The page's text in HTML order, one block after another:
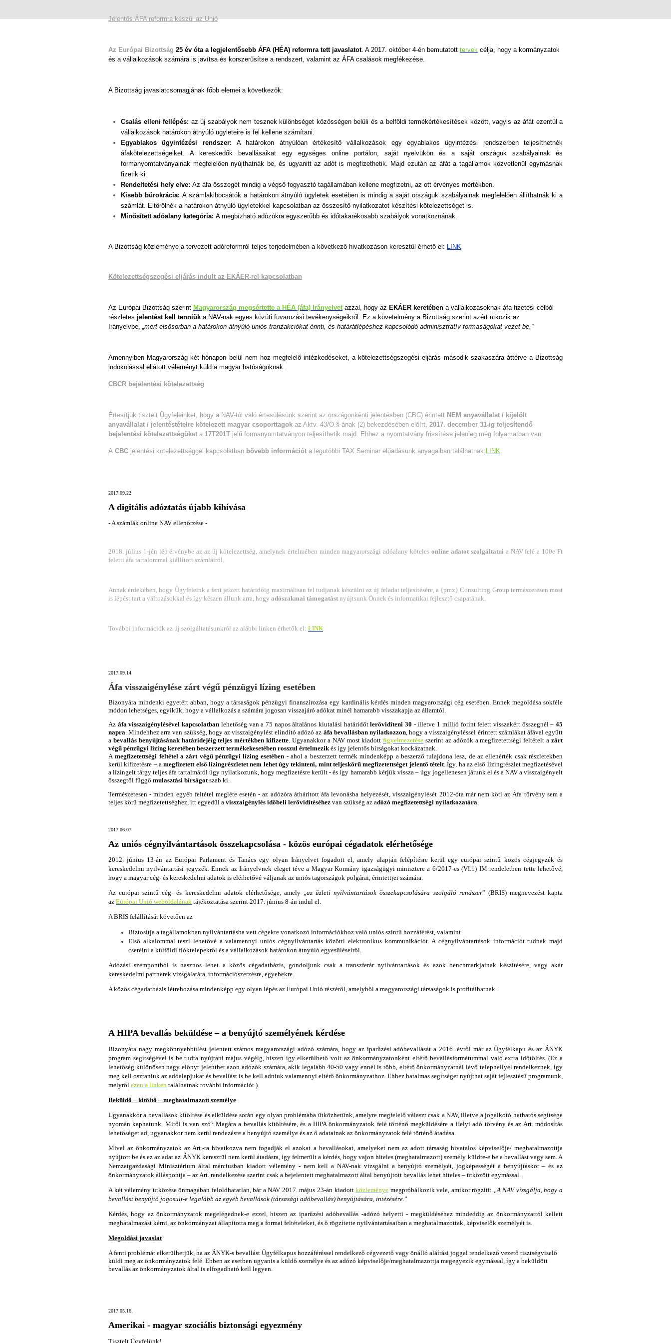
Jelentős ÁFA reformra készül az Unió
Az Európai Bizottság 25 év óta a legjelentősebb ÁFA (HÉA) reformra tett javaslatot. A 2017. október 4-én bemutatott tervek célja, hogy a kormányzatok
és a vállalkozások számára is javítsa és korszerűsítse a rendszert, valamint az ÁFA csalások megfékezése.
A Bizottság javaslatcsomagjának főbb elemei a következők:
Csalás elleni fellépés: az új szabályok nem tesznek különbséget közösségen belüli és a belföldi termékértékesítések között, vagyis az áfát ezentúl a
vállalkozások határokon átnyúló ügyleteire is fel kellene számítani.
Egyablakos ügyintézési rendszer: A határokon átnyúlóan értékesítő vállalkozások egy egyablakos ügyintézési rendszerben teljesíthetnék
áfakötelezettségeiket. A kereskedők bevallásaikat egy egységes online portálon, saját nyelvükön és a saját országuk szabályainak és
formanyomtatványainak megfelelően nyújthatnák be, és ugyanitt az adót is megfizethetik. Majd ezután az áfát a tagállamok közvetlenül egymásnak
fizetik ki.
Rendeltetési hely elve: Az áfa összegét mindig a végső fogyasztó tagállamában kellene megfizetni, az ott érvényes mértékben.
Kisebb bürokrácia: A számlakibocsátók a határokon átnyúló ügyletek esetében is mindig a saját országuk szabályainak megfelelően állíthatnák ki a
számlát. Eltörölnék a határokon átnyúló ügyletekkel kapcsolatban az összesítő nyilatkozatot készítési kötelezettséget is.
Minősített adóalany kategória: A megbízható adózókra egyszerűbb és időtakarékosabb szabályok vonatkoznának.
A Bizottság közleménye a tervezett adóreformról teljes terjedelmében a következő hivatkozáson keresztül érhető el: LINK
Kötelezettségszegési eljárás indult az EKÁER-rel kapcsolatban
Az Európai Bizottság szerint Magyarország megsértette a HÉA (áfa) Irányelvet azzal, hogy az EKÁER keretében a vállalkozásoknak áfa fizetési célból
részletes jelentést kell tenniük a NAV-nak egyes közúti fuvarozási tevékenységeikről. Ez a követelmény a Bizottság szerint azért ütközik az
Irányelvbe,
„mert elsősorban a határokon átnyúló uniós tranzakciókat érinti, és határátlépéshez kapcsolódó adminisztratív formaságokat vezet be.”
Amennyiben Magyarország két hónapon belül nem hoz megfelelő intézkedéseket, a kötelezettségszegési eljárás második szakaszára áttérve a Bizottság
indokolással ellátott véleményt küld a magyar hatóságoknak.
CBCR bejelentési kötelezettség
Értesítjük tisztelt Ügyfeleinket, hogy a NAV-tól való értesülésünk szerint az országonkénti jelentésben (CBC) érintett NEM anyavállalat / kijelölt
anyavállalat / jelentéstételre kötelezett magyar csoporttagok az Aktv. 43/O.§-ának (2) bekezdésében előírt, 2017. december 31-ig teljesítendő
bejelentési kötelezettségüket a 17T201T jelű formanyomtatványon teljesíthetik majd. Ehhez a nyomtatvány frissítése jelenleg még folyamatban van.
A CBC jelentési kötelezettséggel kapcsolatban bővebb információt a legutóbbi TAX Seminar előadásunk anyagaiban találhatnak: LINK
2017.09.22
A digitális adóztatás újabb kihívása
- A számlák online NAV ellenőrzése -
2018. július 1-jén lép érvénybe az az új kötelezettség, amelynek értelmében minden magyarországi adóalany kötelesonline adatot szolgáltatni a NAV felé a 100e Ft
feletti áfa tartalommal kiállított számláiról.
Annak érdekében, hogy Ügyfeleink a fent jelzett határidőig maximálisan fel tudjanak készülni az új feladat teljesítésére, a {pmx} Consulting Group természetesen most
is lépést tart a változásokkal és így készen állunk arra, hogy adószakmai támogatást nyújtsunk Önnek és informatikai fejlesztő csapatának.
További információk az új szolgáltatásunkról az alábbi linken érhetők el: LINK
2017.09.14
Áfa visszaigénylése zárt végű pénzügyi lízing esetében
Bizonyára mindenki egyetért abban, hogy a társaságok pénzügyi finanszírozása egy kardinális kérdés minden magyarországi cég esetében. Ennek megoldása sokféle
módon lehetséges, egyikük, hogy a vállalkozás a számára jogosan visszajáró adókat minél hamarabb visszakapja az államtól.
Az áfa visszaigénylésével kapcsolatban lehetőség van a 75 napos általános kiutalási határidőtlerövidíteni 30 - illetve 1 millió forint felett visszakért összegnél –45
napra. Mindehhez arra van szükség, hogy az visszaigénylést elindító adózó az áfa bevallásban nyilatkozzon, hogy a visszaigényléssel érintett számlákat áfával együtt
a bevallás benyújtásának határidejéig teljes mértékben kifizette. Ugyanakkor a NAV most kiadottfigyelmezetése szerint az adózók a megfizetettségi feltételt azárt
végű pénzügyi lízing keretében beszerzett termékekesetében rosszul értelmezikés így jelentős bírságokat kockázatnak.
Amegfizetettségi feltétel a zárt végű pénzügyi lízing esetében - ahol a beszerzett termék mindenképp a beszerző tulajdona lesz, de az ellenérték csak részletekben
kerül kifizetésre – amegfizetett első lízingrészletet nem lehet úgy tekinteni, mint teljeskörű megfizetettséget jelentő tételt. Így, ha az első lízingrészlet megfizetésével
a lízingelt tárgy teljes áfa tartalmáról úgy nyilatkozunk, hogy megfizetésre került - és így hamarabb kérjük vissza – úgy jogellenesen járunk el és a NAV a visszaigényelt
összegtől függő mulasztási bírságotszab ki.
Természetesen - minden egyéb feltétel megléte esetén - az adózóra áthárított áfa levonásba helyezését, visszaigénylését 2012-óta már nem köti az Áfa törvény sem a
teljes körű megfizetettséghez, itt egyedül a visszaigénylés időbeli lerövidítéséhez van szükség az adózó megfizetettségi nyilatkozatára.
2017.06.07
Az uniós cégnyilvántartások összekapcsolása - közös európai cégadatok elérhetősége
2012. június 13-án az Európai Parlament és Tanács egy olyan Irányelvet fogadott el, amely alapján felépítésre kerül egy európai szintű közös cégjegyzék és
kereskedelmi nyilvántartási jegyzék. Ennek az Irányelvnek eleget téve a Magyar Kormány igazságügyi minisztere a 6/2017-es (VI.1) IM rendeletben tette lehetővé,
hogy a magyar cég- és kereskedelmi adatok is elérhetővé váljanak az uniós tagországok polgárai, érintettjei számára.
Az európai szintű cég- és kereskedelmi adatok elérhetősége, amely „az üzleti nyilvántartások összekapcsolására szolgáló rendszer” (BRIS) megnevezést kapta
az Európai Unió weboldalának tájékoztatása szerint 2017. június 8-án indul el.
A BRIS felállítását követően az
Biztosítja a tagállamokban nyilvántartásba vett cégekre vonatkozó információkhoz való uniós szintű hozzáférést, valamint
Első alkalommal teszi lehetővé a valamennyi uniós cégnyilvántartás közötti elektronikus kommunikációt. A cégnyilvántartások információt tudnak majd
cserélni a külföldi fióktelepekről és a vállalkozások határokon átnyúló egyesüléseiről.
Adózási szempontból is hasznos lehet a közös cégadatbázis, gondoljunk csak a transzferár nyilvántartások és azok benchmarkjainak készítésére, vagy akár
kereskedelmi partnerek vizsgálatára, információszerzésre, egyebekre.
A közös cégadatbázis létrehozása mindenképp egy olyan lépés az Európai Unió részéről, amelyből a magyarországi társaságok is profitálhatnak.
A HIPA bevallás beküldése – a benyújtó személyének kérdése
Bizonyára nagy megkönnyebbülést jelentett számos magyarországi adózó számára, hogy az iparűzési adóbevallását a 2016. évről már az Ügyfélkapu és az ÁNYK
program segítségével is be tudta nyújtani május végéig, hiszen így elkerülhető volt az önkormányzatonként eltérő bevallásformátummal való extra időtöltés. (Ez a
lehetőség különösen nagy előnyt jelenthet azon adózók számára, akik legalább 40-50 vagy ennél is több, eltérő önkormányzatnál lévő telephellyel rendelkeznek, így
meg kell osztaniuk az adóalapjukat és bevallást is be kell adniuk valamennyi eltérő önkormányzathoz. Ehhez hatalmas segítséget nyújthat saját fejlesztésű programunk,
melyről ezen a linken találhatnak további információt.)
Beküldő – kitöltő – meghatalmazott személye
Ugyanakkor a bevallások kitöltése és elküldése során egy olyan problémába ütközhetünk, amelyre megfelelő választ csak a NAV, illetve a jogalkotó hathatós segítsége
nyomán kaphatunk. Miről is van szó? Magára a bevallás kitöltésére, és a HIPA önkormányzatok felé történő megküldésére a Helyi adó törvény és az Art. módosítás
lehetőséget ad, ugyanakkor nem kerül rendezésre a benyújtó személye és az ő adatainak az önkormányzatok felé történő átadása.
Mivel az önkormányzatok az Art.-ra hivatkozva nem fogadják el azokat a bevallásokat, amelyeket nem az adott társaság hivatalos képviselője/ meghatalmazottja
nyújtott be és ez az adat az ÁNYK keresztül nem kerül átadásra, így felmerült a kérdés, hogy vajon hiteles (meghatalmazott) személy küldte-e be a bevallást vagy sem. A
Nemzetgazdasági Minisztérium által márciusban kiadott vélemény - nem kell a NAV-nak vizsgálni a benyújtó személyét, jogképességét a benyújtáskor – és az
önkormányzatok álláspontja – az Art. rendelkezése szerint csak a bejelentett meghatalmazott által benyújtott bevallás lehet hiteles – ütközött egymással.
A két vélemény ütközése önmagában feloldhatatlan, bár a NAV 2017. május 23-án kiadott közleménye megpróbálkozik vele, amikor rögzíti: „A NAV vizsgálja, hogy a
bevallást benyújtó jogosult-e legalább az egyéb bevallások (társasági adóbevallás) benyújtására, intézésére.”
Kérdés, hogy az önkormányzatok megelégednek-e ezzel, hiszen az iparűzési adóbevallás -adózó helyetti - megküldéséhez mindeddig az önkormányzattól kellett
meghatalmazást kérni, az önkormányzat állapította meg a formai feltételeket, és ő rögzítette nyilvántartásaiban a meghatalmazottak, képviselők személyét is.
Megoldási javaslat
A fenti problémát elkerülhetjük, ha az ÁNYK-s bevallást Ügyfélkapus hozzáféréssel rendelkező cégvezető vagy önálló aláírási joggal rendelkező vezető tisztségviselő
küldi meg az önkormányzatok felé. Ebben az esetben ugyanis a küldő személye és az adózó képviselője/meghatalmazottja megegyezik egymással, így a beküldött
bevallás az önkormányzatok által is elfogadható kell legyen.
2017.05.16.
Amerikai - magyar szociális biztonsági egyezmény
Tisztelt Ügyfelünk!